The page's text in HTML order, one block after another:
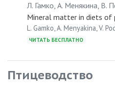
Л. Гамко, А. Менякина, В.
Mineral matter in diets of
L. Gamko, A. Menyakina, V.
ЧИТАТЬ БЕСПЛАТНО
Птицеводство